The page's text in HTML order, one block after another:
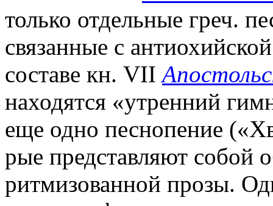
только отдельные греч.
связанные с
составе кн. VII
находятся «утренний
еще одно песнопение
рые представляют собой
ритмизованной прозы.